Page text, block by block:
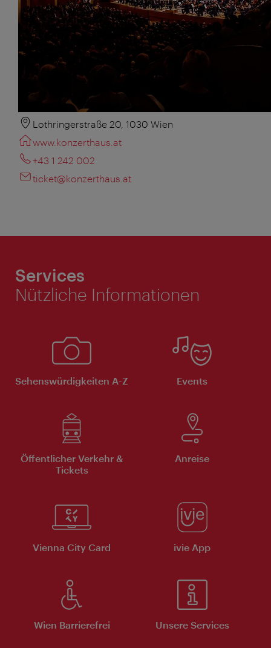
Lothringerstraße 20, 1030 Wien
www.konzerthaus.at
+43 1 242 002
ticket@konzerthaus.at
Services
Nützliche Informationen
Sehenswürdigkeiten A-Z Events
Öffentlicher Verkehr &
Tickets
Anreise
Vienna City Card ivie App
Wien Barrierefrei Unsere Services